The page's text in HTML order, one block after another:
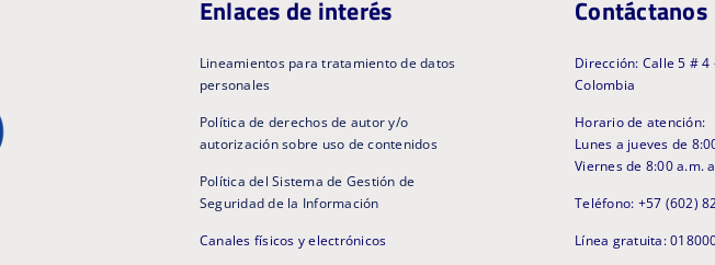
Enlaces de interés
Lineamientos para tratamiento de datos
personales
Política de derechos de autor y/o
autorización sobre uso de contenidos
Política del Sistema de Gestión de
Seguridad de la Información
Canales físicos y electrónicos
Contáctanos
Dirección: Calle 5 #
Colombia
Horario de atención:
Lunes a jueves de
Viernes de 8:00 a.m.
Teléfono: +57 (602)
Línea gratuita: